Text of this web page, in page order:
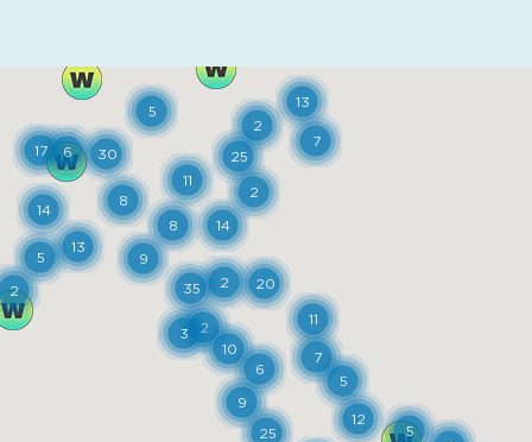
5
12
25
9
6
7
8
11
5
3
25
13
35
7
30
5
2
14
20
11
17
13
14
9
2
8
2
2
6
5
10
2